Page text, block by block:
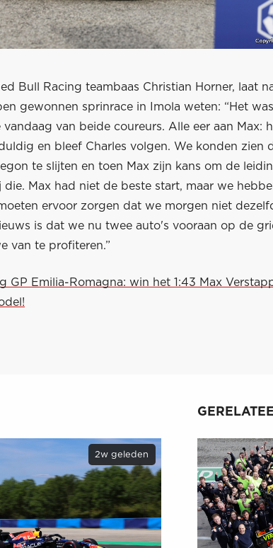
Bull Racing teambaas Christian Horner, laat
gewonnen sprinrace in Imola weten: “Het
vandaag van beide coureurs. Alle eer aan Max:
en bleef Charles volgen. We konden zien
te slijten en toen Max zijn kans om de
die. Max had niet de beste start, maar we
ervoor zorgen dat we morgen niet
is dat we nu twee auto's vooraan op de
van te profiteren.”
GP Emilia-Romagna: win het 1:43 Max
2w geleden